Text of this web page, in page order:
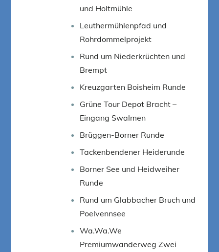
und Holtmühle
Leuthermühlenpfad und
Rohrdommelprojekt
Rund um Niederkrüchten und
Brempt
Kreuzgarten Boisheim Runde
Grüne Tour Depot Bracht –
Eingang Swalmen
Brüggen-Borner Runde
Tackenbendener Heiderunde
Borner See und Heidweiher
Runde
Rund um Glabbacher Bruch und
Poelvennsee
Wa.Wa.We
Premiumwanderweg Zwei